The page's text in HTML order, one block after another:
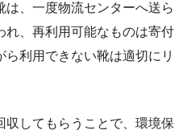
は、一度物流センターへ送ら
れ、再利用可能なものは寄付
利用できない靴は適切にリ
収してもらうことで、環境保